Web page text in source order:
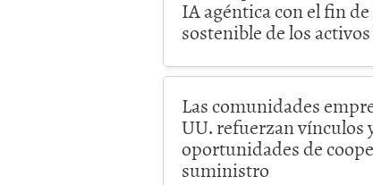
IA agéntica con el fin
sostenible de los
Las comunidades
UU. refuerzan vínculos
oportunidades de
suministro